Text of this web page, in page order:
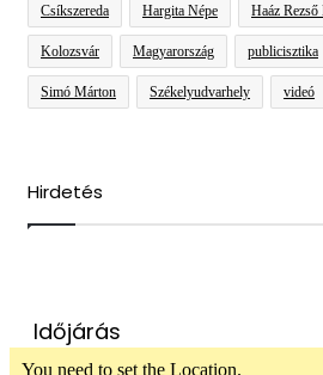
Csíkszereda Hargita Népe Haáz
Kolozsvár Magyarország publicisztika
Simó Márton Székelyudvarhely videó
Hirdetés
Időjárás
You need to set the Location.